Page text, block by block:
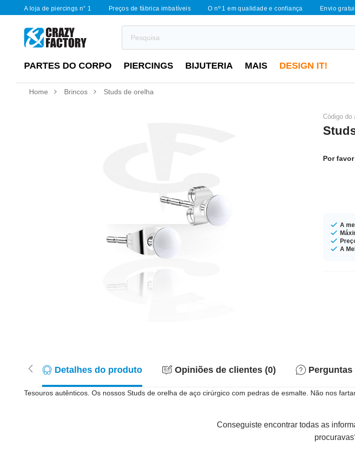
A loja de piercings n° 1 Preços de fábrica imbatíveis O nº 1 em qualidade e confiança Envio
PARTES DO CORPO PIERCINGS BIJUTERIA MAIS DESIGN IT!
Home Brincos Studs de orelha
Código
Por
A
A
Detalhes do produto Opiniões de clientes (0) Perguntas
Tesouros autênticos. Os nossos Studs de orelha de aço cirúrgico com pedras de esmalte. Não nos
Conseguiste encontrar todas as